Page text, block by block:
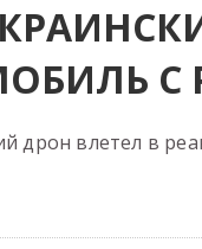
дрон влетел в